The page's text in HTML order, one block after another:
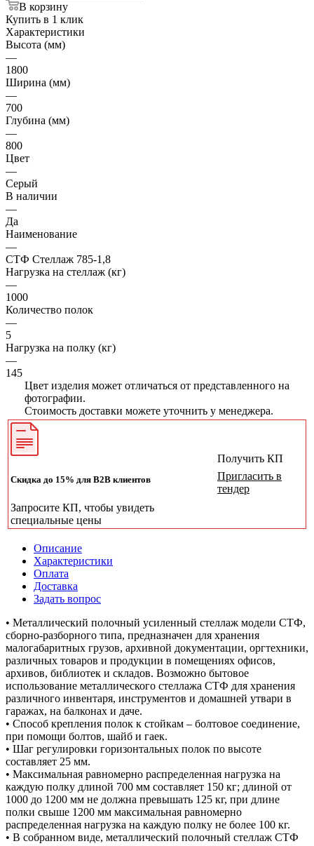
В корзину
Купить в 1 клик
Характеристики
Высота (мм)
—
1800
Ширина (мм)
—
700
Глубина (мм)
—
800
Цвет
—
Серый
В наличии
—
Да
Наименование
—
СТФ Стеллаж 785-1,8
Нагрузка на стеллаж (кг)
—
1000
Количество полок
—
5
Нагрузка на полку (кг)
—
145
Цвет изделия может отличаться от представленного на
фотографии.
Стоимость доставки можете уточнить у менеджера.
Скидка до 15% для B2B клиентов
Запросите КП, чтобы увидеть
специальные цены
Получить КП
Пригласить в
тендер
Описание
Характеристики
Оплата
Доставка
Задать вопрос
• Металлический полочный усиленный стеллаж модели СТФ,
сборно-разборного типа, предназначен для хранения
малогабаритных грузов, архивной документации, оргтехники,
различных товаров и продукции в помещениях офисов,
архивов, библиотек и складов. Возможно бытовое
использование металлического стеллажа СТФ для хранения
различного инвентаря, инструментов и домашней утвари в
гаражах, на балконах и даче.
• Способ крепления полок к стойкам – болтовое соединение,
при помощи болтов, шайб и гаек.
• Шаг регулировки горизонтальных полок по высоте
составляет 25 мм.
• Максимальная равномерно распределенная нагрузка на
каждую полку длиной 700 мм составляет 150 кг; длиной от
1000 до 1200 мм не должна превышать 125 кг, при длине
полки свыше 1200 мм максимальная равномерно
распределенная нагрузка на каждую полку не более 100 кг.
• В собранном виде, металлический полочный стеллаж СТФ